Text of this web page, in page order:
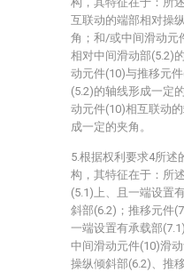
互联动的端部相对操
角；和/或中间滑动元
相对中间滑动部(5.2)
动元件(10)与推移元
(5.2)的轴线形成一定
动元件(10)相互联动
成一定的夹角。
5.根据权利要求4所述
构，其特征在于：所
(5.1)上、且一端设置
斜部(6.2)；推移元件
一端设置有承载部
中间滑动元件(10)滑
操纵倾斜部(6.2)、推